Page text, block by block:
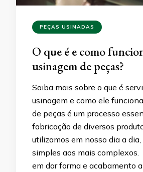
PEÇAS USINADAS
O que é e como
usinagem de peças?
Saiba mais sobre o que é
usinagem e como ele
de peças é um processo
fabricação de diversos
utilizamos em nosso dia a dia,
simples aos mais complexos.
em dar forma e acabamento